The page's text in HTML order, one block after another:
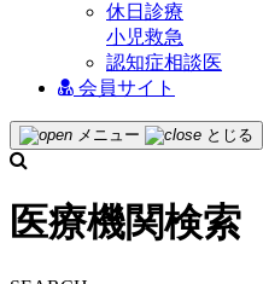
休日診療
小児救急
認知症相談医
会員サイト
メニュー とじる
医療機関検索